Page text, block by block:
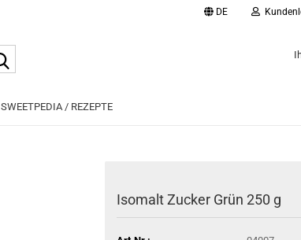
DE
SWEETPEDIA / REZEPTE
Isomalt Zucker Grün 250 g